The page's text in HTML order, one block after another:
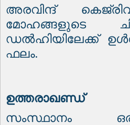
അരവിന്ദ്
മോഹങ്ങളുടെ
ഡൽഹിയിലേക്ക്
ഫലം.
ഉത്തരാഖണ്ഡ്
സംസ്ഥാനം